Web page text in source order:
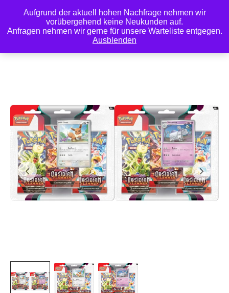
Aufgrund der aktuell hohen Nachfrage nehmen wir
vorübergehend keine Neukunden auf.
Anfragen nehmen wir gerne für unsere Warteliste entgegen.
Ausblenden
0